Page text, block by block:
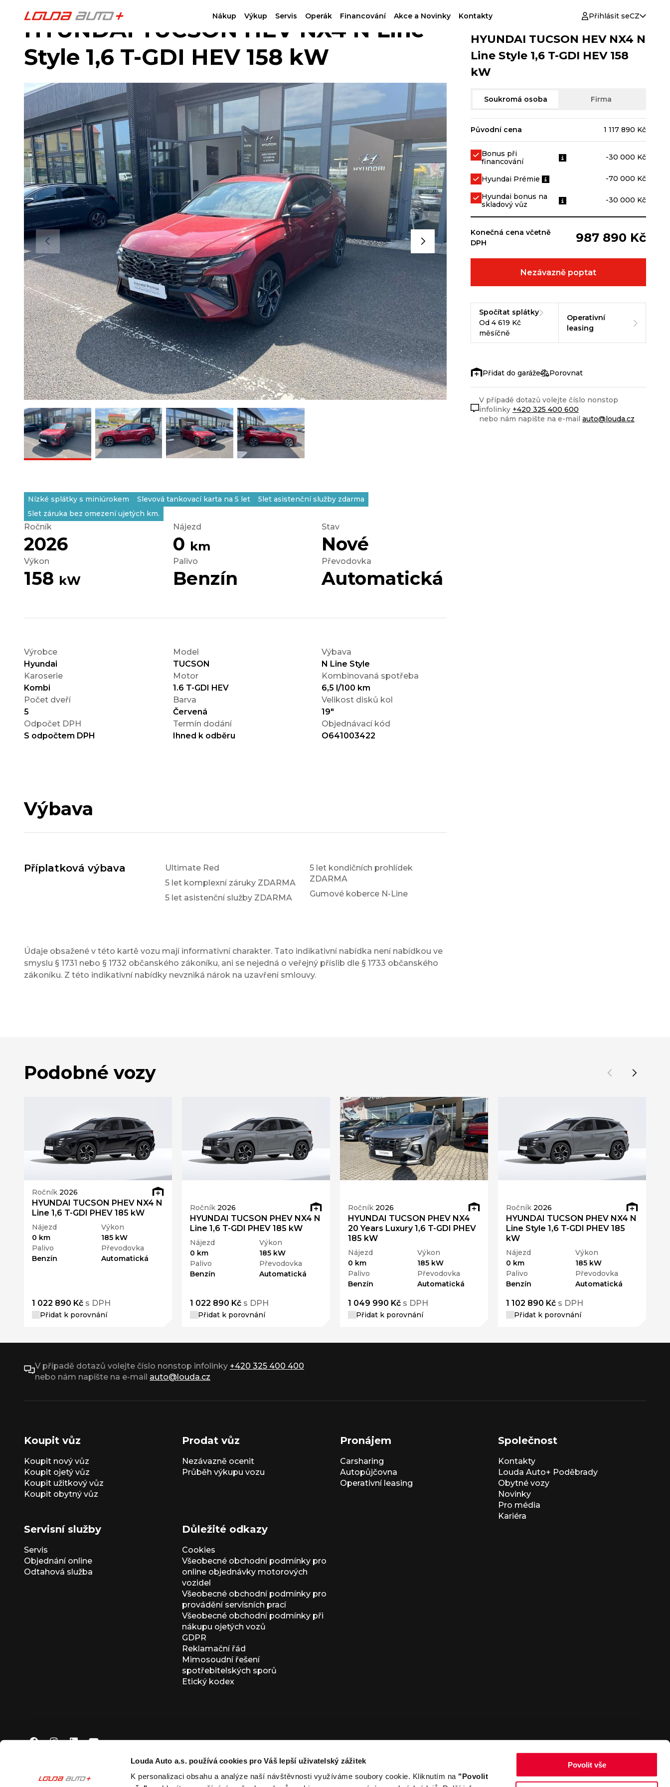
Louda Auto a.s. používá cookies pro Váš lepší uživatelský zážitek
K personalizaci obsahu a analýze naší návštěvnosti využíváme soubory cookie. Kliknutím na "Povolit
Povolit vše
Nákup Výkup Servis Operák Financování Akce a Novinky Kontakty Přihlásit seCZ
HYUNDAI TUCSON HEV NX4 N Line
Style 1,6 T-GDI HEV 158 kW
Nízké splátky s miniúrokem Slevová tankovací karta na 5 let
5let asistenční služby zdarma
5let záruka bez omezení ujetých km.
Ročník
2026
Nájezd
0 km
Stav
Nové
Výkon
158 kW
Palivo
Benzín
Převodovka
Automatická
Výrobce
Hyundai
Model
TUCSON
Výbava
N Line Style
Karoserie
Kombi
Motor
1.6 T-GDI HEV
Kombinovaná spotřeba
6,5 l/100 km
Počet dveří
5
Barva
Červená
Velikost disků kol
19"
Odpočet DPH
S odpočtem DPH
Termín dodání
Ihned k odběru
Objednávací kód
O641003422
Výbava
Příplatková výbava
Ultimate Red
5 let komplexní záruky ZDARMA
5 let asistenční služby ZDARMA
5 let kondičních prohlídek
ZDARMA
Gumové koberce N-Line
Údaje obsažené v této kartě vozu mají informativní charakter. Tato indikativní nabídka není nabídkou ve
smyslu § 1731 nebo § 1732 občanského zákoníku, ani se nejedná o veřejný příslib dle § 1733 občanského
zákoníku. Z této indikativní nabídky nevzniká nárok na uzavření smlouvy.
HYUNDAI TUCSON HEV NX4 N
Line Style 1,6 T-GDI HEV 158
kW
Soukromá osoba Firma
Původní cena 1 117 890 Kč
Bonus při
financování
-30 000 Kč
Hyundai Prémie
-70 000 Kč
Hyundai bonus na
skladový vůz
-30 000 Kč
Konečná cena včetně
DPH
987 890 Kč
Nezávazně poptat
Spočítat splátky
Od 4 619 Kč
měsíčně
Operativní
leasing
Porovnat
V případě dotazů volejte číslo nonstop
infolinky +420 325 400 600
nebo nám napište na e-mail auto@louda.cz
Podobné vozy
Ročník 2026
HYUNDAI TUCSON PHEV NX4 N
Line 1,6 T-GDI PHEV 185 kW
Nájezd
0 km
Výkon
185 kW
Palivo
Benzín
Převodovka
Automatická
1 022 890 Kč s DPH
Přidat k porovnání
Ročník 2026
HYUNDAI TUCSON PHEV NX4 N
Line 1,6 T-GDI PHEV 185 kW
Nájezd
0 km
Výkon
185 kW
Palivo
Benzín
Převodovka
Automatická
1 022 890 Kč s DPH
Přidat k porovnání
Ročník 2026
HYUNDAI TUCSON PHEV NX4
20 Years Luxury 1,6 T-GDI PHEV
185 kW
Nájezd
0 km
Výkon
185 kW
Palivo
Benzín
Převodovka
Automatická
1 049 990 Kč s DPH
Přidat k porovnání
Ročník 2026
HYUNDAI TUCSON PHEV NX4 N
Line Style 1,6 T-GDI PHEV 185
kW
Nájezd
0 km
Výkon
185 kW
Palivo
Benzín
Převodovka
Automatická
1 102 890 Kč s DPH
Přidat k porovnání
V případě dotazů volejte číslo nonstop infolinky +420 325 400 400
nebo nám napište na e-mail auto@louda.cz
Koupit vůz
Koupit nový vůz
Koupit ojetý vůz
Koupit užitkový vůz
Koupit obytný vůz
Prodat vůz
Nezávazně ocenit
Průběh výkupu vozu
Pronájem
Carsharing
Autopůjčovna
Operativní leasing
Společnost
Kontakty
Louda Auto+ Poděbrady
Obytné vozy
Novinky
Pro média
Kariéra
Servisní služby
Servis
Objednání online
Odtahová služba
Důležité odkazy
Cookies
Všeobecné obchodní podmínky pro
online objednávky motorových
vozidel
Všeobecné obchodní podmínky pro
provádění servisních prací
Všeobecné obchodní podmínky při
nákupu ojetých vozů
GDPR
Reklamační řád
Mimosoudní řešení
spotřebitelských sporů
Etický kodex
© 2026 Louda Auto a.s. Všechna práva vyhrazena Zpět nahoru